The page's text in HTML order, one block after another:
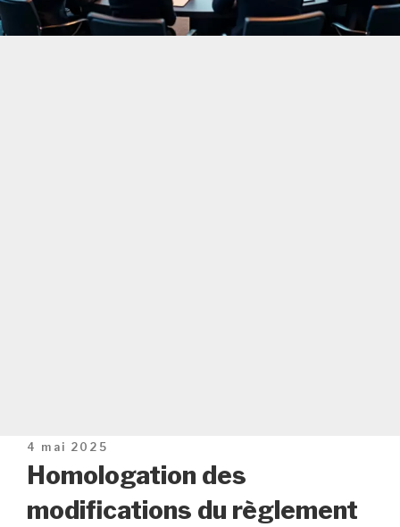
Publié
le
4 mai 2025
Homologation des
modifications du règlement